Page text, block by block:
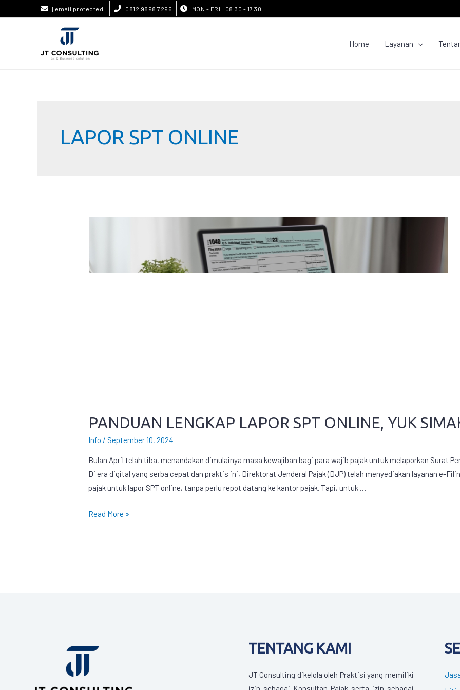
[email protected] 0812 9898 7296 MON - FRI : 08.30 - 17.30
Home Layanan
LAPOR SPT ONLINE
PANDUAN LENGKAP LAPOR SPT ONLINE, YUK
Info / September 10, 2024
Bulan April telah tiba, menandakan dimulainya masa kewajiban bagi para wajib pajak untuk melaporkan Surat
Di era digital yang serba cepat dan praktis ini, Direktorat Jenderal Pajak (DJP) telah menyediakan layanan e-
pajak untuk lapor SPT online, tanpa perlu repot datang ke kantor pajak. Tapi, untuk …
Read More »
TENTANG KAMI
JT Consulting dikelola oleh Praktisi yang memiliki